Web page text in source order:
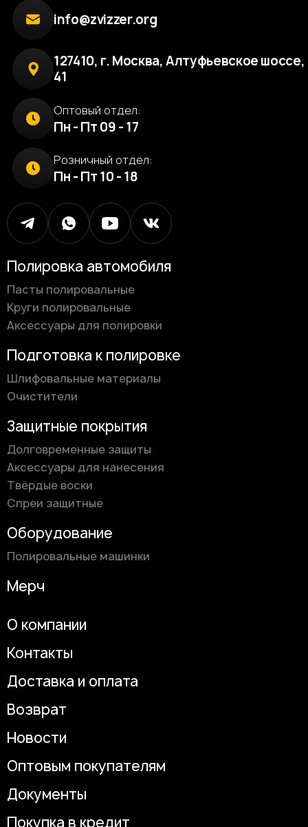
info@zvizzer.org
127410, г. Москва, Алтуфьевское шоссе,
41
Оптовый отдел:
Пн - Пт 09 - 17
Розничный отдел:
Пн - Пт 10 - 18
Полировка автомобиля
Пасты полировальные
Круги полировальные
Аксессуары для полировки
Подготовка к полировке
Шлифовальные материалы
Очистители
Защитные покрытия
Долговременные защиты
Аксессуары для нанесения
Твёрдые воски
Спреи защитные
Оборудование
Полировальные машинки
Мерч
О компании
Контакты
Доставка и оплата
Возврат
Новости
Оптовым покупателям
Документы
Покупка в кредит